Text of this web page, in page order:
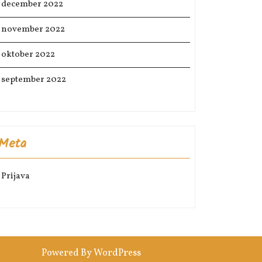
december 2022
november 2022
oktober 2022
september 2022
Prijava
Powered By WordPress